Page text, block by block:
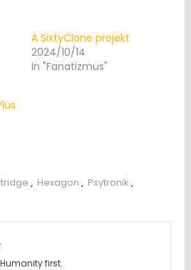
A SixtyClone projekt
2024/10/14
In "Fanatizmus"
, Hexagon , Psytronik ,
first.